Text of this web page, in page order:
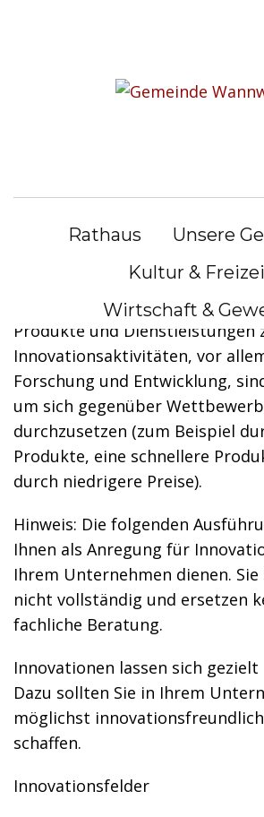
Rathaus
Unsere
Kultur &
Wirtschaft &
Innovation zur
Markt
Um ihre Wettbewerbsfähigkeit
sind Unternehmen ständig
Produkte und Dienstleistungen
Innovationsaktivitäten, vor
Forschung und Entwicklung,
um sich gegenüber
durchzusetzen (zum Beispiel
Produkte, eine schnellere
durch niedrigere Preise).
Hinweis: Die folgenden
Ihnen als Anregung für
Ihrem Unternehmen dienen.
nicht vollständig und ersetzen
fachliche Beratung.
Innovationen lassen sich
Dazu sollten Sie in Ihrem
möglichst
schaffen.
Innovationsfelder